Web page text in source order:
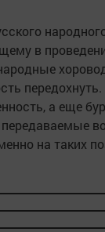
в
передохнуть.
а еще
на таких